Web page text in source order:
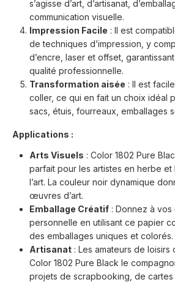
s’agisse d’art, d’artisanat,
communication visuelle.
Impression Facile : Il est
de techniques d’impression, y
d’encre, laser et offset,
qualité professionnelle.
Transformation aisée : Il est
coller, ce qui en fait un choix idéal
sacs, étuis, fourreaux, emballages
Applications :
Arts Visuels : Color 1802 Pure
parfait pour les artistes en herbe
l’art. La couleur noir dynamique
œuvres d’art.
Emballage Créatif : Donnez à
personnelle en utilisant ce papier
des emballages uniques et colorés.
Artisanat : Les amateurs de
Color 1802 Pure Black le
projets de scrapbooking, de cartes